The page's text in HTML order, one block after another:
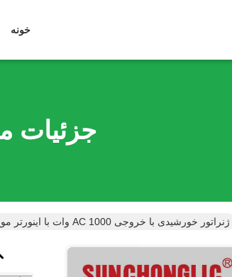
خونه
جزئیات
ژنراتور خورشیدی با خروجی AC 1000 وات با اینورتر موج سینوسی خالص و باتری LiFePO4 برای مصارف خانگی و فضای باز